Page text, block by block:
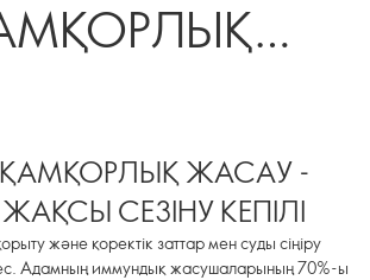
ҚАМҚОРЛЫҚ ЖАСАУ -
ЖАҚСЫ СЕЗІНУ КЕПІЛІ
және қоректік заттар мен суды сіңіру
Адамның иммундық жасушаларының 70%-ы